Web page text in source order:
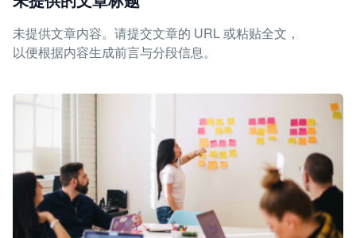
未提供文章内容。请提交文章的 URL 或粘贴全文，
以便根据内容生成前言与分段信息。